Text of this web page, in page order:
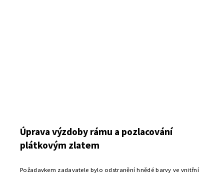
Úprava výzdoby rámu a pozlacování
plátkovým zlatem
Požadavkem zadavatele bylo odstranění hnědé barvy ve vnitřní